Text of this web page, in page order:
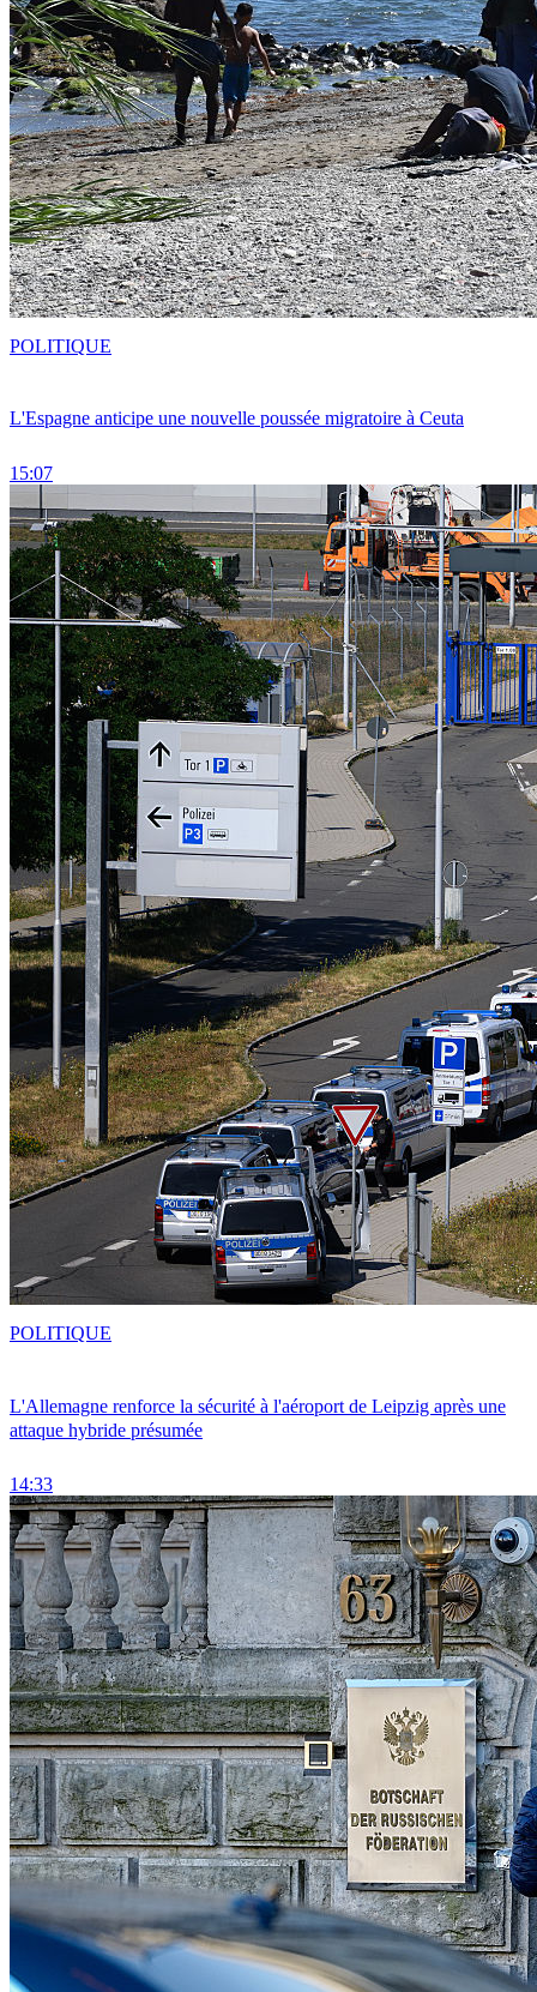
L'Espagne anticipe une nouvelle poussée migratoire à Ceuta
15:07
POLITIQUE
L'Allemagne renforce la sécurité à l'aéroport de Leipzig après une
attaque hybride présumée
14:33
POLITIQUE